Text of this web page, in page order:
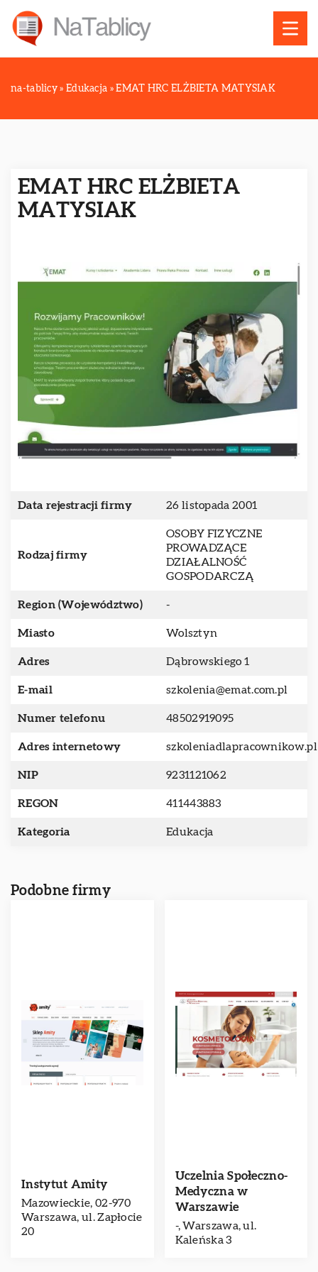
na-tablicy » Edukacja »EMAT HRC ELŻBIETA MATYSIAK
EMAT HRC ELŻBIETA
MATYSIAK
Data rejestracji firmy 26 listopada 2001
Rodzaj firmy
OSOBY FIZYCZNE
PROWADZĄCE
DZIAŁALNOŚĆ
GOSPODARCZĄ
Region (Województwo) -
Miasto Wolsztyn
Adres Dąbrowskiego 1
E-mail szkolenia@emat.com.pl
Numer telefonu 48502919095
Adres internetowy szkoleniadlapracownikow.pl
NIP 9231121062
REGON 411443883
Kategoria Edukacja
Podobne firmy
Instytut Amity
Mazowieckie, 02-970
Warszawa, ul. Zapłocie
20
Uczelnia Społeczno-
Medyczna w
Warszawie
-, Warszawa, ul.
Kaleńska 3